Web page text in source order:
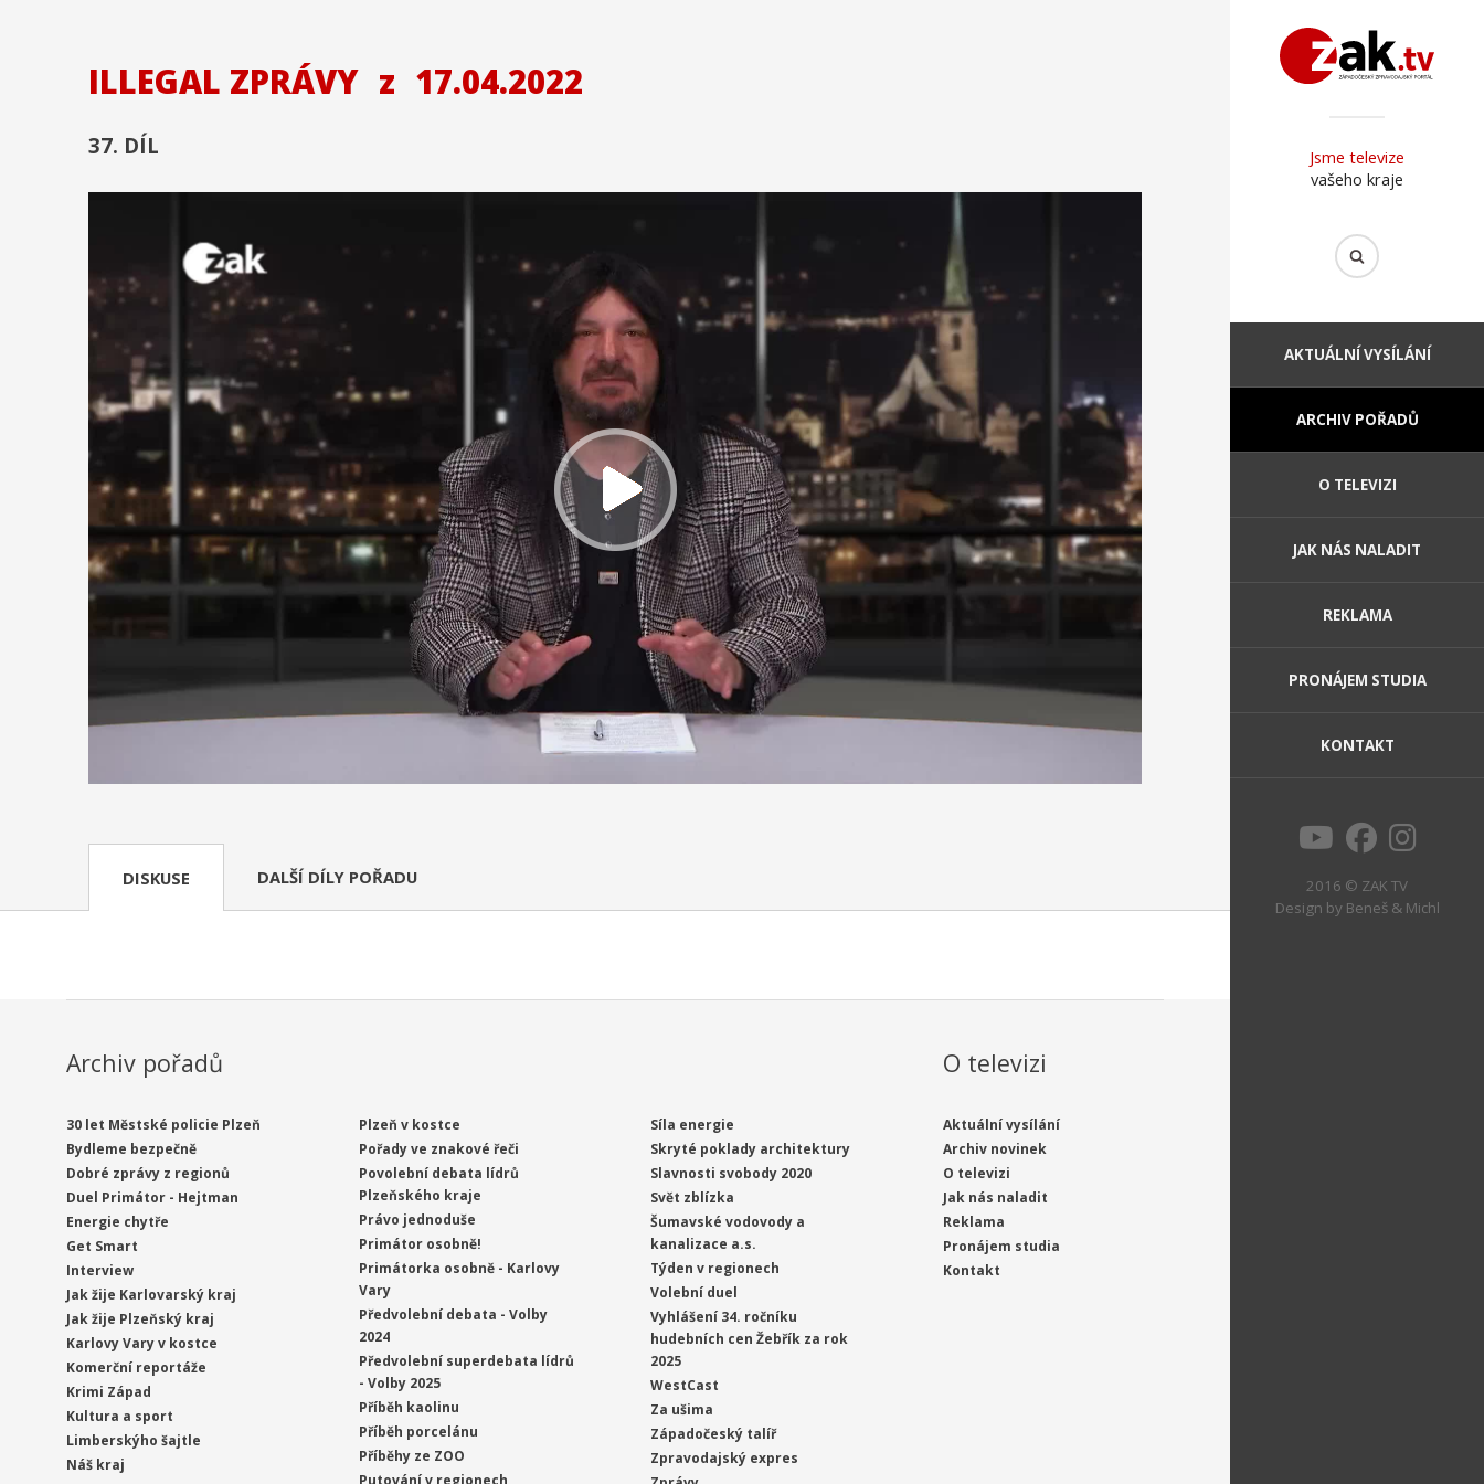
Jsme televize
vašeho kraje
AKTUÁLNÍ VYSÍLÁNÍ
ARCHIV POŘADŮ
O TELEVIZI
JAK NÁS NALADIT
REKLAMA
PRONÁJEM STUDIA
KONTAKT
2016 © ZAK TV
Design by Beneš & Michl
ILLEGAL ZPRÁVY z 17.04.2022
37. DÍL
DISKUSE DALŠÍ DÍLY POŘADU
Archiv pořadů
30 let Městské policie Plzeň
Bydleme bezpečně
Dobré zprávy z regionů
Duel Primátor - Hejtman
Energie chytře
Get Smart
Interview
Jak žije Karlovarský kraj
Jak žije Plzeňský kraj
Karlovy Vary v kostce
Komerční reportáže
Krimi Západ
Kultura a sport
Limberskýho šajtle
Náš kraj
Plzeň v kostce
Pořady ve znakové řeči
Povolební debata lídrů
Plzeňského kraje
Právo jednoduše
Primátor osobně!
Primátorka osobně - Karlovy
Vary
Předvolební debata - Volby
2024
Předvolební superdebata lídrů
- Volby 2025
Příběh kaolinu
Příběh porcelánu
Příběhy ze ZOO
Síla energie
Skryté poklady architektury
Slavnosti svobody 2020
Svět zblízka
Šumavské vodovody a
kanalizace a.s.
Týden v regionech
Volební duel
Vyhlášení 34. ročníku
hudebních cen Žebřík za rok
2025
WestCast
Za ušima
Západočeský talíř
Zpravodajský expres
O televizi
Aktuální vysílání
Archiv novinek
O televizi
Jak nás naladit
Reklama
Pronájem studia
Kontakt